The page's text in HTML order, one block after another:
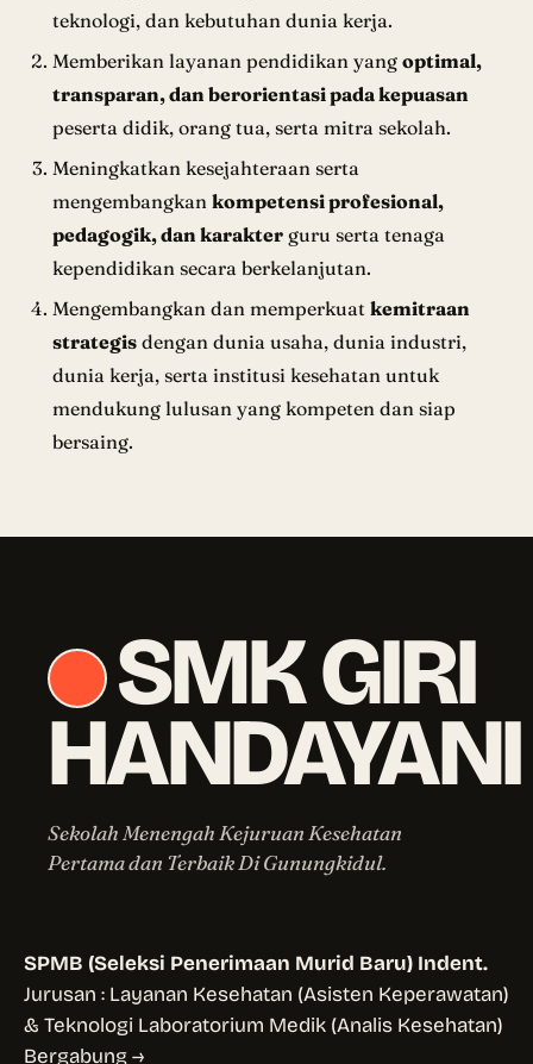
teknologi, dan kebutuhan dunia kerja.
Memberikan layanan pendidikan yang optimal,
transparan, dan berorientasi pada kepuasan
peserta didik, orang tua, serta mitra sekolah.
Meningkatkan kesejahteraan serta
mengembangkan kompetensi profesional,
pedagogik, dan karakter guru serta tenaga
kependidikan secara berkelanjutan.
Mengembangkan dan memperkuat kemitraan
strategis dengan dunia usaha, dunia industri,
dunia kerja, serta institusi kesehatan untuk
mendukung lulusan yang kompeten dan siap
bersaing.
SMK GIRI
HANDAYANI
Sekolah Menengah Kejuruan Kesehatan
Pertama dan Terbaik Di Gunungkidul.
SPMB (Seleksi Penerimaan Murid Baru) Indent.
Jurusan : Layanan Kesehatan (Asisten Keperawatan)
& Teknologi Laboratorium Medik (Analis Kesehatan)
Bergabung →